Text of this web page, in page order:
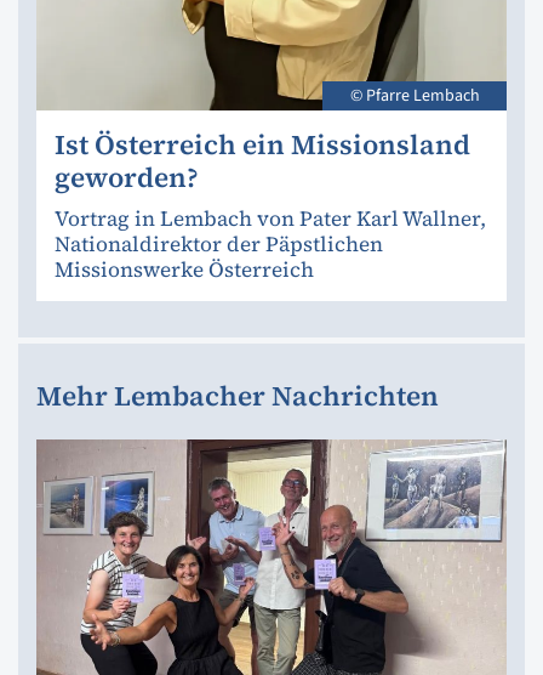
© Pfarre Lembach
Ist Österreich ein Missionsland
geworden?
Vortrag in Lembach von Pater Karl Wallner,
Nationaldirektor der Päpstlichen
Missionswerke Österreich
Mehr Lembacher Nachrichten